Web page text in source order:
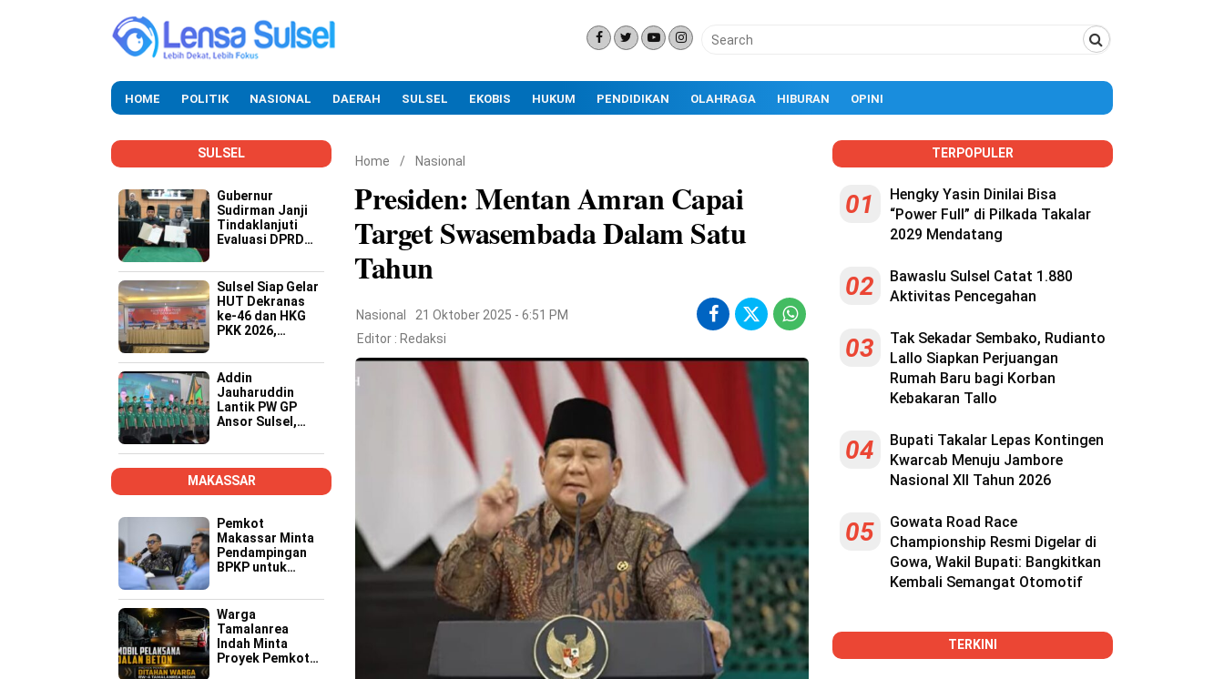
HOME POLITIK NASIONAL DAERAH SULSEL EKOBIS HUKUM PENDIDIKAN OLAHRAGA HIBURAN OPINI
SULSEL
Gubernur
Sudirman Janji
Tindaklanjuti
Evaluasi DPRD
Buruk OPD
Sulsel Siap Gelar
HUT Dekranas
ke-46 dan HKG
PKK 2026,
Promosi Wastra-
Kriya hingga
Dongkrak
Ekonomi Daerah
Addin
Jauharuddin
Lantik PW GP
Ansor Sulsel,
Kompeten,
Kreatif, dan Siap
Wujudkan
Ketahanan
MAKASSAR
Pemkot
Makassar Minta
Pendampingan
BPKP untuk
PSEL Sesuai
Regulasi
Warga
Tamalanrea
Indah Minta
Proyek Pemkot
Home / Nasional
Presiden: Mentan Amran Capai
Target Swasembada Dalam Satu
Tahun
Nasional
21 Oktober 2025 - 6:51 PM
Editor : Redaksi
TERPOPULER
01
Hengky Yasin Dinilai Bisa
“Power Full” di Pilkada Takalar
2029 Mendatang
02
Bawaslu Sulsel Catat 1.880
Aktivitas Pencegahan
03
Tak Sekadar Sembako, Rudianto
Lallo Siapkan Perjuangan
Rumah Baru bagi Korban
Kebakaran Tallo
04
Bupati Takalar Lepas Kontingen
Kwarcab Menuju Jambore
Nasional XII Tahun 2026
05
Gowata Road Race
Championship Resmi Digelar di
Gowa, Wakil Bupati: Bangkitkan
Kembali Semangat Otomotif
TERKINI